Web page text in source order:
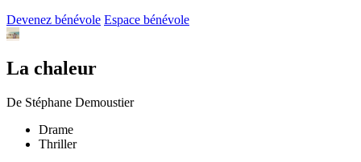
Devenez bénévole Espace bénévole
La chaleur
De Stéphane Demoustier
Drame
Thriller